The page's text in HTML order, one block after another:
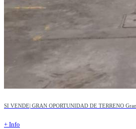
SI VENDE| GRAN OPORTUNIDAD DE TERRENO
+ Info